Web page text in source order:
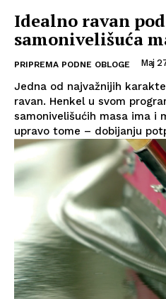
Idealno ravan
samonivelišuća
PRIPREMA PODNE OBLOGE Maj
Jedna od najvažnijih
ravan. Henkel u svom programu Thomsit
samonivelišućih masa ima i
upravo tome – dobijanju